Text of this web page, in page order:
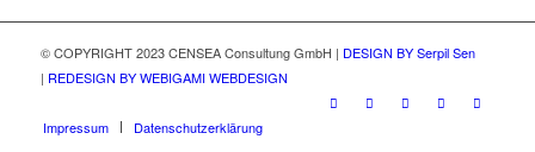
© COPYRIGHT 2023 CENSEA Consultung GmbH | DESIGN BY Serpil Sen
| REDESIGN BY WEBIGAMI WEBDESIGN
Impressum Datenschutzerklärung